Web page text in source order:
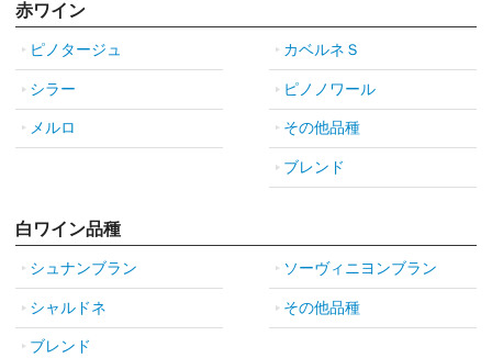
赤ワイン
ピノタージュ カベルネＳ
シラー ピノノワール
メルロ その他品種
ブレンド
白ワイン品種
シュナンブラン ソーヴィニヨンブラン
シャルドネ その他品種
ブレンド